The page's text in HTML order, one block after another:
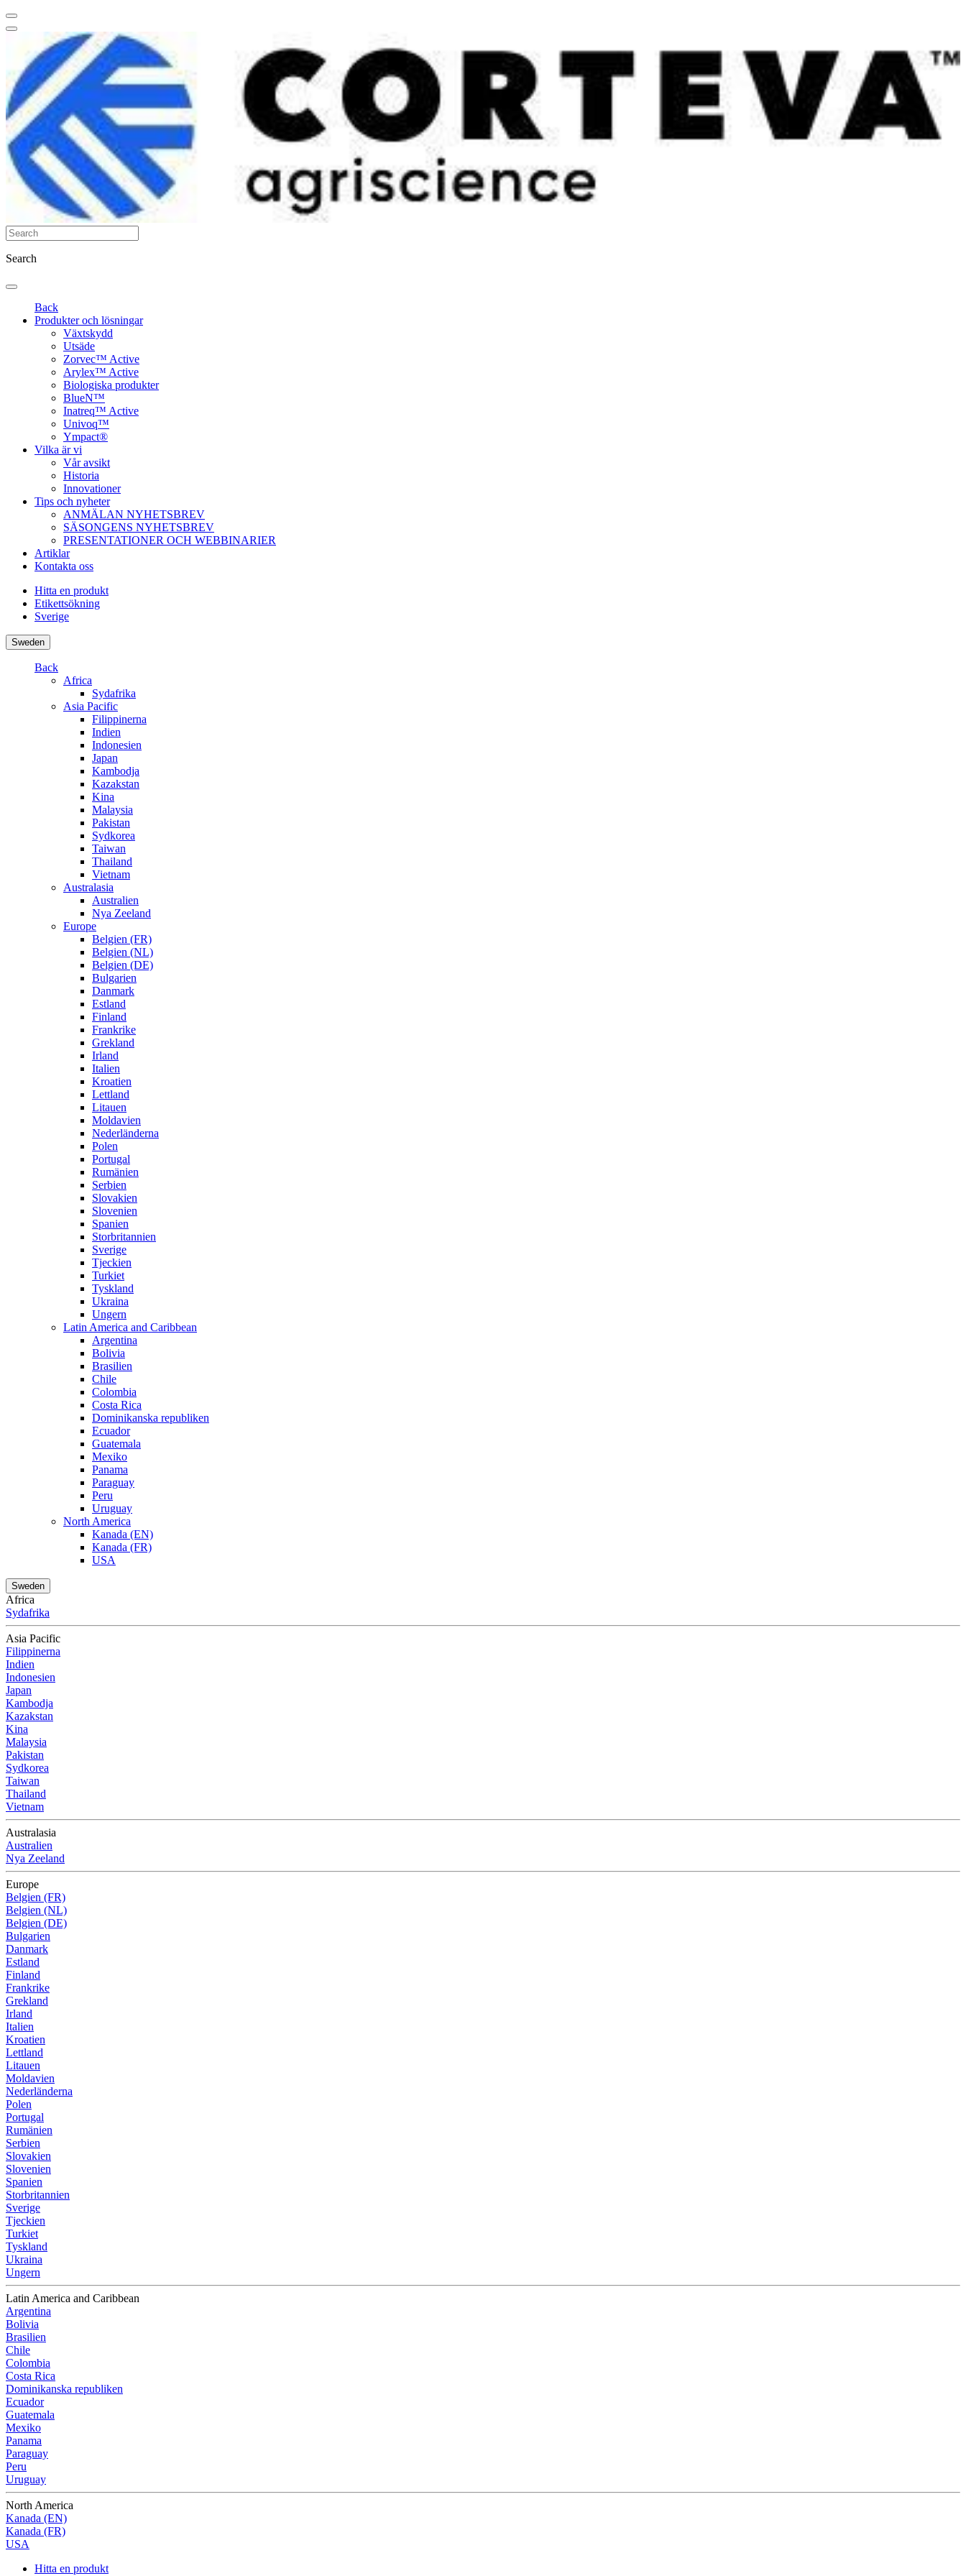
Search
Back
Produkter och lösningar
Växtskydd
Utsäde
Zorvec™ Active
Arylex™ Active
Biologiska produkter
BlueN™
Inatreq™ Active
Univoq™
Ympact®
Vilka är vi
Vår avsikt
Historia
Innovationer
Tips och nyheter
ANMÄLAN NYHETSBREV
SÄSONGENS NYHETSBREV
PRESENTATIONER OCH WEBBINARIER
Artiklar
Kontakta oss
Hitta en produkt
Etikettsökning
Sverige
Sweden
Back
Africa
Sydafrika
Asia Pacific
Filippinerna
Indien
Indonesien
Japan
Kambodja
Kazakstan
Kina
Malaysia
Pakistan
Sydkorea
Taiwan
Thailand
Vietnam
Australasia
Australien
Nya Zeeland
Europe
Belgien (FR)
Belgien (NL)
Belgien (DE)
Bulgarien
Danmark
Estland
Finland
Frankrike
Grekland
Irland
Italien
Kroatien
Lettland
Litauen
Moldavien
Nederländerna
Polen
Portugal
Rumänien
Serbien
Slovakien
Slovenien
Spanien
Storbritannien
Sverige
Tjeckien
Turkiet
Tyskland
Ukraina
Ungern
Latin America and Caribbean
Argentina
Bolivia
Brasilien
Chile
Colombia
Costa Rica
Dominikanska republiken
Ecuador
Guatemala
Mexiko
Panama
Paraguay
Peru
Uruguay
North America
Kanada (EN)
Kanada (FR)
USA
Sweden
Africa
Sydafrika
Asia Pacific
Filippinerna
Indien
Indonesien
Japan
Kambodja
Kazakstan
Kina
Malaysia
Pakistan
Sydkorea
Taiwan
Thailand
Vietnam
Australasia
Australien
Nya Zeeland
Europe
Belgien (FR)
Belgien (NL)
Belgien (DE)
Bulgarien
Danmark
Estland
Finland
Frankrike
Grekland
Irland
Italien
Kroatien
Lettland
Litauen
Moldavien
Nederländerna
Polen
Portugal
Rumänien
Serbien
Slovakien
Slovenien
Spanien
Storbritannien
Sverige
Tjeckien
Turkiet
Tyskland
Ukraina
Ungern
Latin America and Caribbean
Argentina
Bolivia
Brasilien
Chile
Colombia
Costa Rica
Dominikanska republiken
Ecuador
Guatemala
Mexiko
Panama
Paraguay
Peru
Uruguay
North America
Kanada (EN)
Kanada (FR)
USA
Hitta en produkt